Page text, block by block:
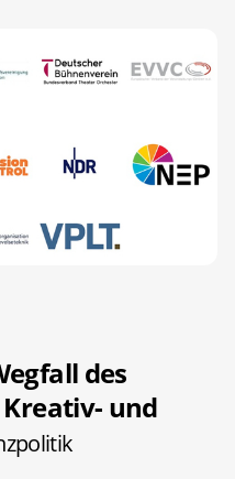
des
und